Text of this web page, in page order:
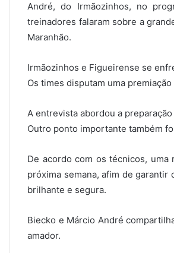
André, do Irmãozinhos, no
treinadores falaram sobre a
Maranhão.
Irmãozinhos e Figueirense se
Os times disputam uma
A entrevista abordou a
Outro ponto importante também
De acordo com os técnicos,
próxima semana, afim de
brilhante e segura.
Biecko e Márcio André
amador.